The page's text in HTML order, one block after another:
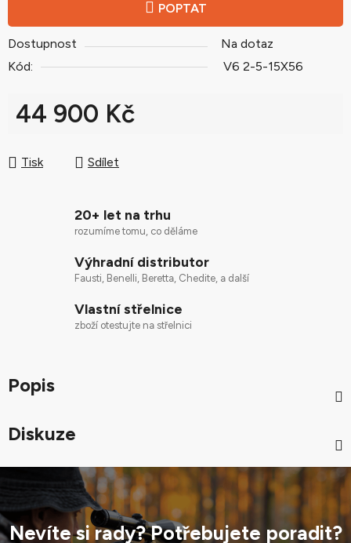
POPTAT
Dostupnost
Na dotaz
Kód:
V6 2-5-15X56
44 900 Kč
Tisk
Sdílet
20+ let na trhu
rozumíme tomu, co děláme
Výhradní distributor
Fausti, Benelli, Beretta, Chedite, a další
Vlastní střelnice
zboží otestujte na střelnici
Popis
Diskuze
Nevíte si rady? Potřebujete poradit?